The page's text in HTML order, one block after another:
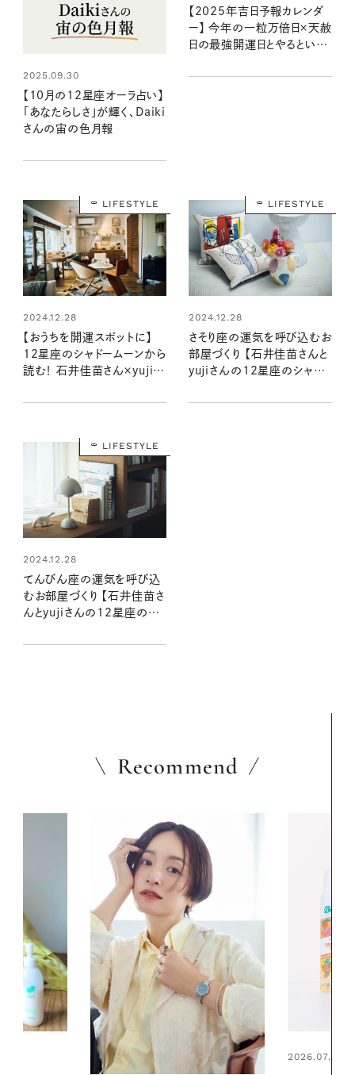
2025.09.30
【10月の12星座オーラ占い】
「あなたらしさ」が輝く、Daiki
さんの宙の色月報
【2025年吉日予報カレンダ
ー】 今年の一粒万倍日×天赦
日の最強開運日とやるといい
LIFESTYLE
2024.12.28
【おうちを開運スポットに】
12星座のシャドームーンから
読む！ 石井佳苗さん×yujiさ
ア
LIFESTYLE
2024.12.28
さそり座の運気を呼び込むお
部屋づくり 【石井佳苗さんと
yujiさんの12星座のシャド
LIFESTYLE
2024.12.28
てんびん座の運気を呼び込
むお部屋づくり 【石井佳苗さ
んとyujiさんの12星座のシ
ア】
Recommend
2026.07.24 2026.06.01